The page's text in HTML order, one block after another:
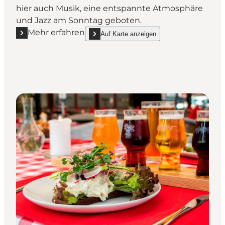
hier auch Musik, eine entspannte Atmosphäre
und Jazz am Sonntag geboten.
Mehr erfahren
Mehr erfahren "Grønttorvet - Lunch & Pub"
Auf Karte anzeigen
show Grønttorvet - Lunch & Pub on_map